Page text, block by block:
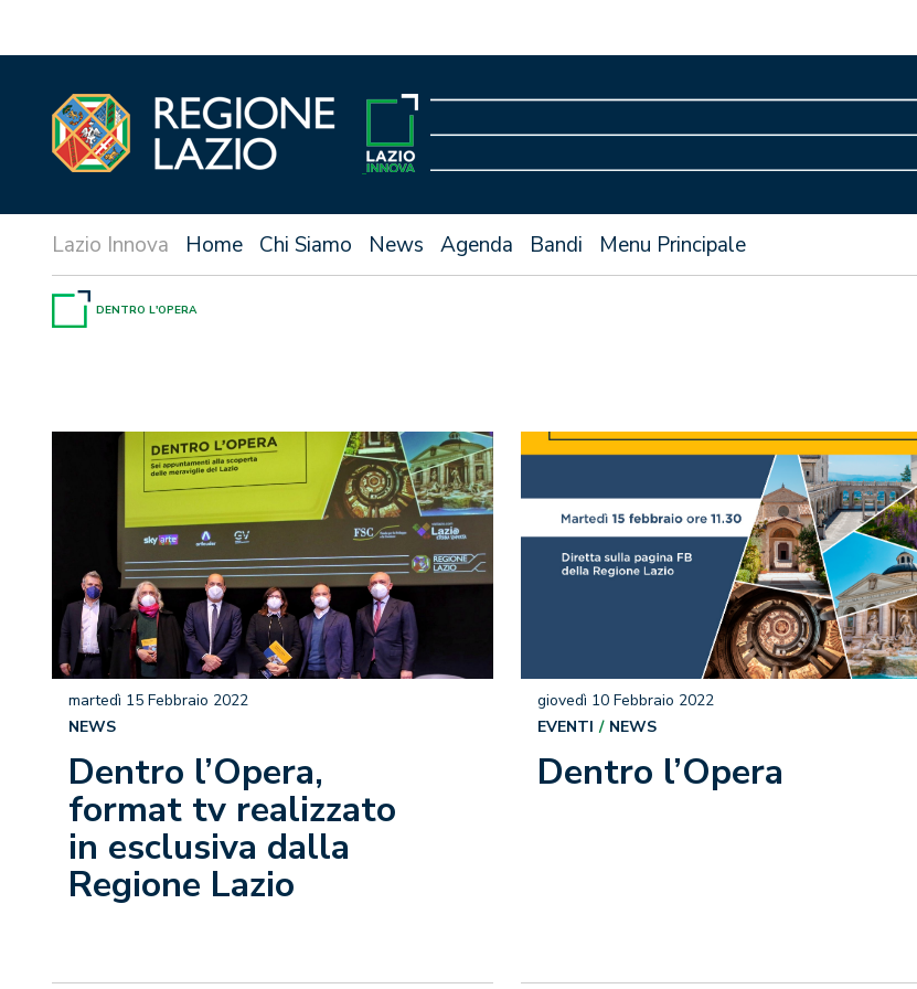
Home Chi Siamo News Agenda Bandi Menu Principale
DENTRO L'OPERA
Dentro l’Opera,
format tv realizzato
in esclusiva dalla
Regione Lazio
martedì 15 Febbraio 2022
NEWS
Dentro l’Opera
giovedì 10 Febbraio 2022
EVENTI
NEWS